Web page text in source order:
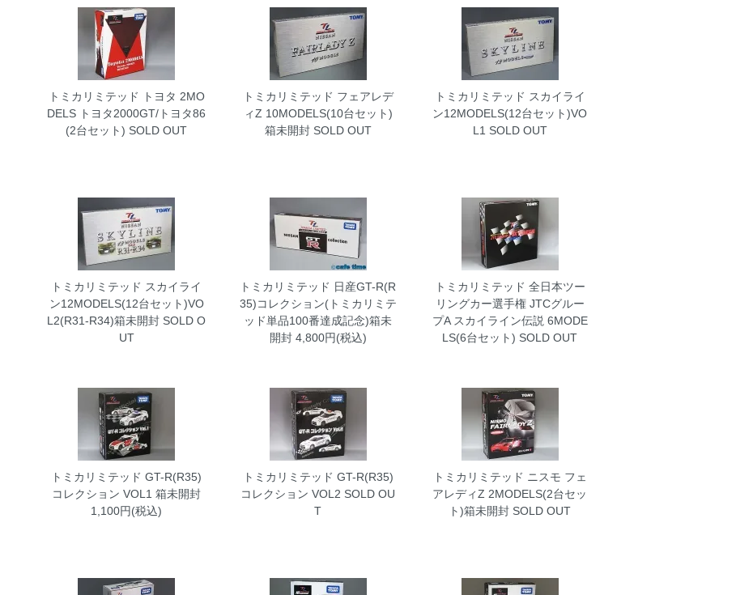
トミカリミテッド トヨタ 2MO
DELS トヨタ2000GT/トヨタ86
(2台セット) SOLD OUT
トミカリミテッド フェアレデ
ィZ 10MODELS(10台セット)
箱未開封SOLD OUT
トミカリミテッド スカイライ
ン12MODELS(12台セット)VO
L1 SOLD OUT
トミカリミテッド スカイライ
ン12MODELS(12台セット)VO
L2(R31-R34)箱未開封 SOLD O
UT
トミカリミテッド 日産GT-R(R
35)コレクション(トミカリミテ
ッド単品100番達成記念)箱未
開封4,800円(税込)
トミカリミテッド 全日本ツー
リングカー選手権 JTCグルー
プA スカイライン伝説 6MODE
LS(6台セット) SOLD OUT
トミカリミテッド GT-R(R35)
コレクション VOL1 箱未開封
1,100円(税込)
トミカリミテッド GT-R(R35)
コレクション VOL2 SOLD OU
T
トミカリミテッド ニスモ フェ
アレディZ 2MODELS(2台セッ
ト)箱未開封 SOLD OUT